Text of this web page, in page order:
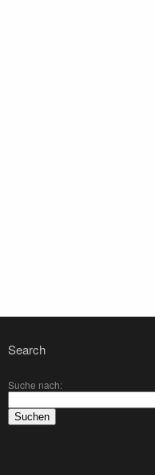
Search
Suche nach: